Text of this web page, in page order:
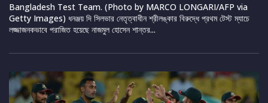
Bangladesh Test Team. (Photo by MARCO LONGARI/AFP via
Getty Images) ধনঞ্জয় দি সিলভার নেতৃত্বাধীন শ্রীলঙ্কার বিরুদ্ধে প্রথম টেস্ট ম্যাচে
লজ্জাজনকভাবে পরাজিত হয়েছে নাজমুল হোসেন শান্তর...